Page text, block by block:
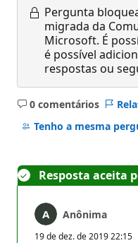
Pergunta
migrada da
Microsoft. É
é possível
respostas ou
0 comentários
Sem
comentários
Tenho a mesma
Resposta aceita
Anônima
19 de dez. de 2019 22:15